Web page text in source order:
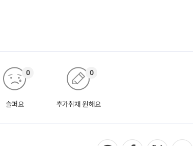
슬퍼요
0
추가취재 원해요
0